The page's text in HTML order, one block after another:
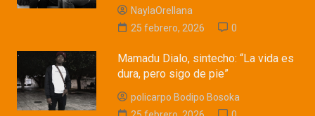
NaylaOrellana
25 febrero, 2026
0
Mamadu Dialo, sintecho: “La vida es
dura, pero sigo de pie”
policarpo Bodipo Bosoka